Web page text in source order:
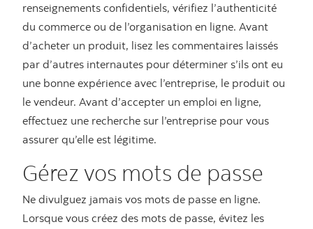
renseignements confidentiels, vérifiez l’authenticité
du commerce ou de l’organisation en ligne. Avant
d’acheter un produit, lisez les commentaires laissés
par d’autres internautes pour déterminer s’ils ont eu
une bonne expérience avec l’entreprise, le produit ou
le vendeur. Avant d’accepter un emploi en ligne,
effectuez une recherche sur l’entreprise pour vous
assurer qu’elle est légitime.
Gérez vos mots de passe
Ne divulguez jamais vos mots de passe en ligne.
Lorsque vous créez des mots de passe, évitez les